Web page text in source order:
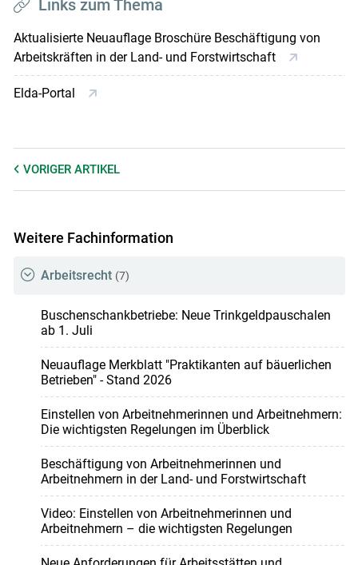
Links zum Thema
Aktualisierte Neuauflage Broschüre Beschäftigung von
Arbeitskräften in der Land- und Forstwirtschaft
Elda-Portal
VORIGER ARTIKEL
Weitere Fachinformation
Arbeitsrecht (7)
Buschenschankbetriebe: Neue Trinkgeldpauschalen
ab 1. Juli
Neuauflage Merkblatt "Praktikanten auf bäuerlichen
Betrieben" - Stand 2026
Einstellen von Arbeitnehmerinnen und Arbeitnehmern:
Die wichtigsten Regelungen im Überblick
Beschäftigung von Arbeitnehmerinnen und
Arbeitnehmern in der Land- und Forstwirtschaft
Video: Einstellen von Arbeitnehmerinnen und
Arbeitnehmern – die wichtigsten Regelungen